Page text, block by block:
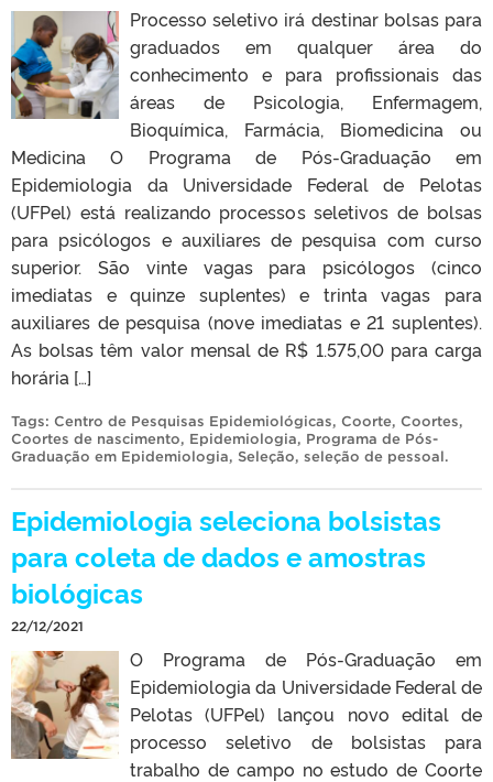
Processo seletivo irá destinar bolsas para
graduados em qualquer área do
conhecimento e para profissionais das
áreas de Psicologia, Enfermagem,
Bioquímica, Farmácia, Biomedicina ou
Medicina O Programa de Pós-Graduação em
Epidemiologia da Universidade Federal de Pelotas
(UFPel) está realizando processos seletivos de bolsas
para psicólogos e auxiliares de pesquisa com curso
superior. São vinte vagas para psicólogos (cinco
imediatas e quinze suplentes) e trinta vagas para
auxiliares de pesquisa (nove imediatas e 21 suplentes).
As bolsas têm valor mensal de R$ 1.575,00 para carga
horária […]
Tags: Centro de Pesquisas Epidemiológicas, Coorte, Coortes,
Coortes de nascimento, Epidemiologia, Programa de Pós-
Graduação em Epidemiologia, Seleção, seleção de pessoal.
Epidemiologia seleciona bolsistas
para coleta de dados e amostras
biológicas
22/12/2021
O Programa de Pós-Graduação em
Epidemiologia da Universidade Federal de
Pelotas (UFPel) lançou novo edital de
processo seletivo de bolsistas para
trabalho de campo no estudo de Coorte